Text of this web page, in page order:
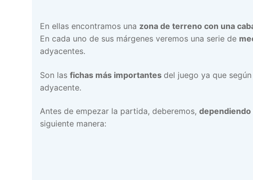
En ellas encontramos una zona de terreno con una
En cada uno de sus márgenes veremos una serie de
adyacentes.
Son las fichas más importantes del juego ya que
adyacente.
Antes de empezar la partida, deberemos,
siguiente manera: